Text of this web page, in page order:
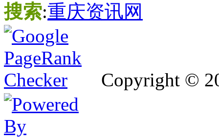
搜索:重庆资讯网
Copyright ©